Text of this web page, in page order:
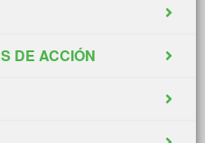
DE ACCIÓN